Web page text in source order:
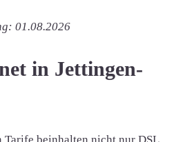
01.08.2026
in Jettingen-